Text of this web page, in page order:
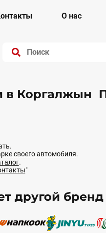
О нас
в Коргалжын
своего автомобиля.
.
"
другой бренд